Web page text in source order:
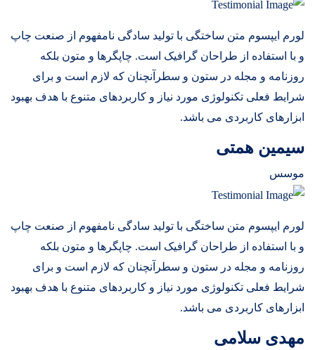
لورم ایپسوم متن ساختگی با تولید سادگی نامفهوم از صنعت چاپ
و با استفاده از طراحان گرافیک است. چاپگرها و متون بلکه
روزنامه و مجله در ستون و سطرآنچنان که لازم است و برای
شرایط فعلی تکنولوژی مورد نیاز و کاربردهای متنوع با هدف بهبود
ابزارهای کاربردی می باشد.
سیمین همتی
موسس
لورم ایپسوم متن ساختگی با تولید سادگی نامفهوم از صنعت چاپ
و با استفاده از طراحان گرافیک است. چاپگرها و متون بلکه
روزنامه و مجله در ستون و سطرآنچنان که لازم است و برای
شرایط فعلی تکنولوژی مورد نیاز و کاربردهای متنوع با هدف بهبود
ابزارهای کاربردی می باشد.
مهدی سلامی